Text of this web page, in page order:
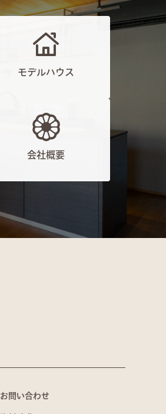
モデルハウス
会社概要
お問い合わせ